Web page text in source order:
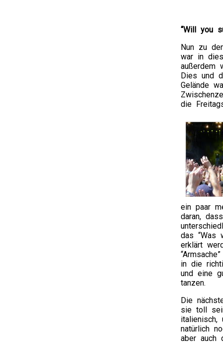
“Will you
Nun zu
war in
außerdem
Dies und
Gelände
die
ein paar
daran,
das “Was
erklärt
in die
und eine
tanzen.
Die
sie toll
natürlich
aber auch